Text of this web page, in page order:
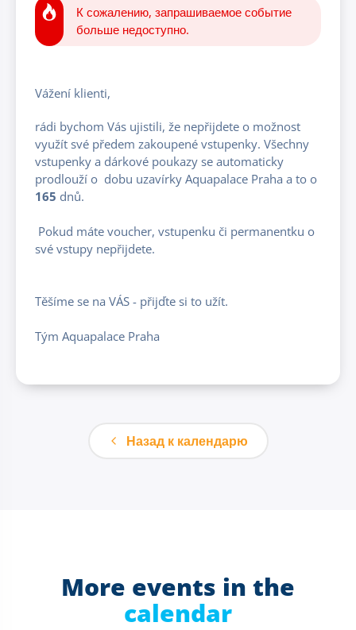
К сожалению, запрашиваемое событие
больше недоступно.
Vážení klienti,
rádi bychom Vás ujistili, že nepřijdete o možnost
využít své předem zakoupené vstupenky. Všechny
vstupenky a dárkové poukazy se automaticky
prodlouží o dobu uzavírky Aquapalace Praha a to o
165 dnů.
Pokud máte voucher, vstupenku či permanentku o
své vstupy nepřijdete.
Těšíme se na VÁS - přijďte si to užít.
Tým Aquapalace Praha
Назад к календарю
More events in the
calendar